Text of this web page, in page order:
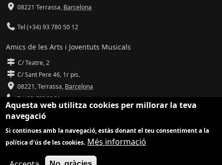
08221 Terrassa, Barcelona
Tel (+34) 93 780 50 12
Amics de les Arts i Joventuts Musicals
C/ Teatre, 2
C/ Sant Pere 46, 1r pis.
08221,Terrassa, Barcelona
Tel (93) 785 92 31
info@amicsdelesarts-jjmm.cat
www.amicsdelesarts-jjmm.cat
Adaptació de
Aquesta web utilitza cookies per millorar la teva
navegació
Si continues amb la navegació, estàs donant el teu consentiment a la
política d'ús de les cookies. Més informació